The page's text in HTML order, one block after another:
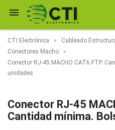

CTI Electrónica Cableado
Conectores Macho
Conector RJ-45 MACHO CAT6 FTP.
unidades
Conector RJ-45
Cantidad mínima.